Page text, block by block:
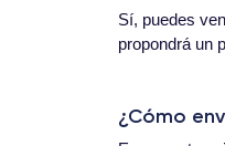
Sí, puedes
propondrá un
¿Cómo